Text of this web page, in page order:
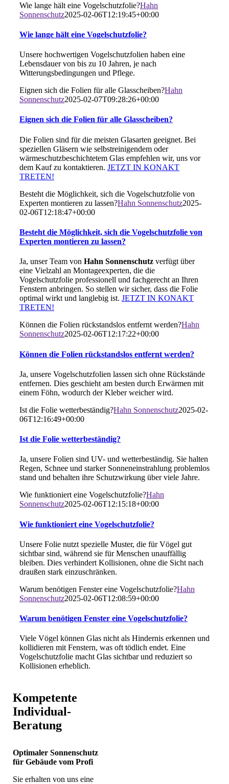
Wie lange hält eine Vogelschutzfolie?Hahn
Sonnenschutz2025-02-06T12:19:45+00:00
Wie lange hält eine Vogelschutzfolie?
Unsere hochwertigen Vogelschutzfolien haben eine
Lebensdauer von bis zu 10 Jahren, je nach
Witterungsbedingungen und Pflege.
Eignen sich die Folien für alle Glasscheiben?Hahn
Sonnenschutz2025-02-07T09:28:26+00:00
Eignen sich die Folien für alle Glasscheiben?
Die Folien sind für die meisten Glasarten geeignet. Bei
speziellen Gläsern wie selbstreinigendem oder
wärmeschutzbeschichtetem Glas empfehlen wir, uns vor
dem Kauf zu kontaktieren. JETZT IN KONAKT
TRETEN!
Besteht die Möglichkeit, sich die Vogelschutzfolie von
Experten montieren zu lassen?Hahn Sonnenschutz2025-
02-06T12:18:47+00:00
Besteht die Möglichkeit, sich die Vogelschutzfolie von
Experten montieren zu lassen?
Ja, unser Team von Hahn Sonnenschutz verfügt über
eine Vielzahl an Montageexperten, die die
Vogelschutzfolie professionell und fachgerecht an Ihren
Fenstern anbringen. So stellen wir sicher, dass die Folie
optimal wirkt und langlebig ist. JETZT IN KONAKT
TRETEN!
Können die Folien rückstandslos entfernt werden?Hahn
Sonnenschutz2025-02-06T12:17:22+00:00
Können die Folien rückstandslos entfernt werden?
Ja, unsere Vogelschutzfolien lassen sich ohne Rückstände
entfernen. Dies geschieht am besten durch Erwärmen mit
einem Föhn, wodurch der Kleber weicher wird.
Ist die Folie wetterbeständig?Hahn Sonnenschutz2025-02-
06T12:16:49+00:00
Ist die Folie wetterbeständig?
Ja, unsere Folien sind UV- und wetterbeständig. Sie halten
Regen, Schnee und starker Sonneneinstrahlung problemlos
stand und behalten ihre Schutzwirkung über viele Jahre.
Wie funktioniert eine Vogelschutzfolie?Hahn
Sonnenschutz2025-02-06T12:15:18+00:00
Wie funktioniert eine Vogelschutzfolie?
Unsere Folie nutzt spezielle Muster, die für Vögel gut
sichtbar sind, während sie für Menschen unauffällig
bleiben. Dies verhindert Kollisionen, ohne die Sicht nach
draußen stark einzuschränken.
Warum benötigen Fenster eine Vogelschutzfolie?Hahn
Sonnenschutz2025-02-06T12:08:59+00:00
Warum benötigen Fenster eine Vogelschutzfolie?
Viele Vögel können Glas nicht als Hindernis erkennen und
kollidieren mit Fenstern, was oft tödlich endet. Eine
Vogelschutzfolie macht Glas sichtbar und reduziert so
Kollisionen erheblich.
Kompetente
Individual-
Beratung
Optimaler Sonnenschutz
für Gebäude vom Profi
Sie erhalten von uns eine